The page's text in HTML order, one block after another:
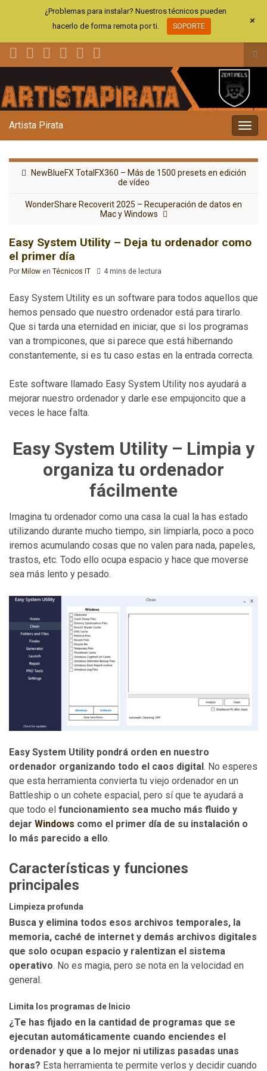
el
la
Artista Pirata
NewBlueFX TotalFX360 – Más de 1500 presets en edición
de vídeo
WonderShare Recoverit 2025 – Recuperación de datos en
Mac y Windows
Easy System Utility – Deja tu ordenador como
el primer día
Por Milow en Técnicos IT 4 mins de lectura
Easy System Utility es un software para todos aquellos que
hemos pensado que nuestro ordenador está para tirarlo.
Que si tarda una eternidad en iniciar, que si los programas
van a trompicones, que si parece que está hibernando
constantemente, si es tu caso estas en la entrada correcta.
Este software llamado Easy System Utility nos ayudará a
mejorar nuestro ordenador y darle ese empujoncito que a
veces le hace falta.
Easy System Utility – Limpia y
organiza tu ordenador
fácilmente
Imagina tu ordenador como una casa la cual la has estado
utilizando durante mucho tiempo, sin limpiarla, poco a poco
iremos acumulando cosas que no valen para nada, papeles,
trastos, etc. Todo ello ocupa espacio y hace que moverse
sea más lento y pesado.
Easy System Utility pondrá orden en nuestro
ordenador organizando todo el caos digital. No esperes
que esta herramienta convierta tu viejo ordenador en un
Battleship o un cohete espacial, pero sí que te ayudará a
que todo el funcionamiento sea mucho más fluido y
dejar Windows como el primer día de su instalación o
lo más parecido a ello.
Características y funciones
principales
Limpieza profunda
Busca y elimina todos esos archivos temporales, la
memoria, caché de internet y demás archivos digitales
que solo ocupan espacio y ralentizan el sistema
operativo. No es magia, pero se nota en la velocidad en
general.
Limita los programas de Inicio
¿Te has fijado en la cantidad de programas que se
ejecutan automáticamente cuando enciendes el
ordenador y que a lo mejor ni utilizas pasadas unas
horas? Esta herramienta te permite verlos y decidir cuando
¿Problemas para instalar? Nuestros técnicos pueden
hacerlo de forma remota por ti.
SOPORTE +